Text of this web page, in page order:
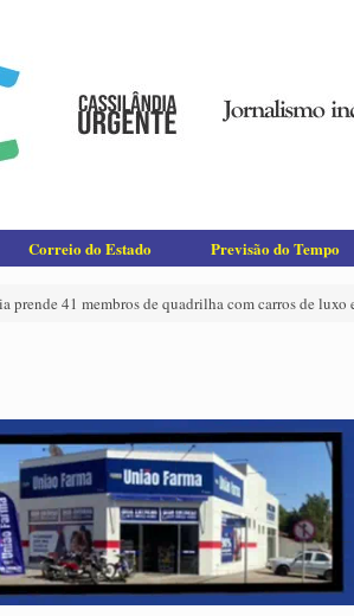
Correio do Estado Previsão do Tempo
prende 41 membros de quadrilha com carros de luxo